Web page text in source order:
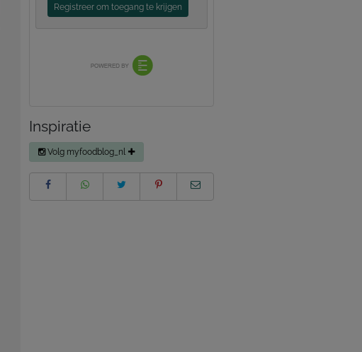
Registreer om toegang te krijgen
Inspiratie
Volg myfoodblog_nl